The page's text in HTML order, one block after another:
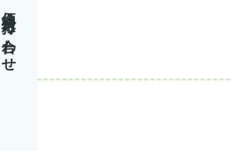
価格決定・打ち合わせ